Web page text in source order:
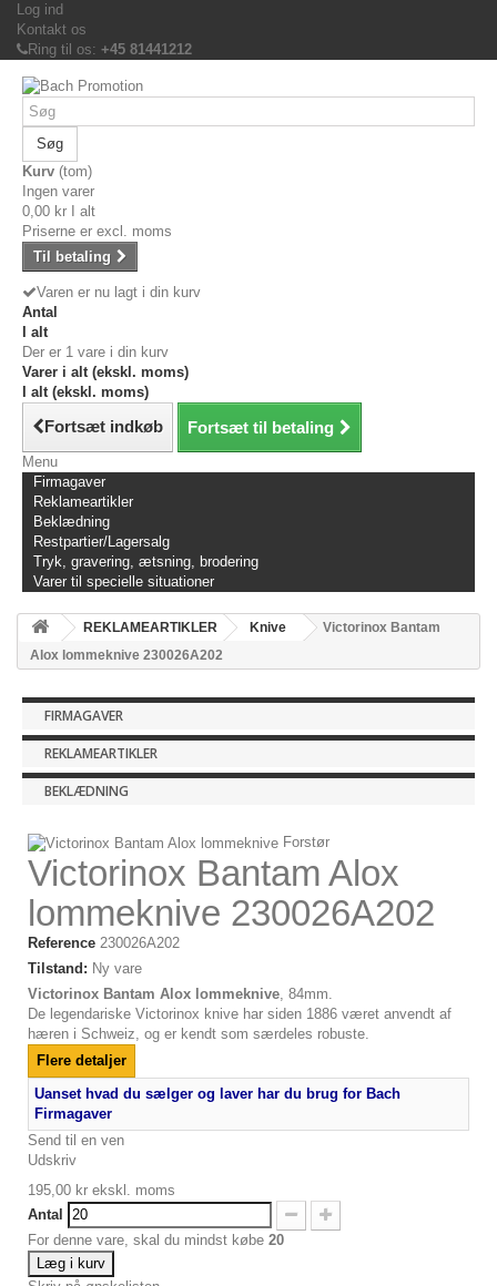
Log ind
Kontakt os
Ring til os: +45 81441212
Søg
Kurv (tom)
Ingen varer
0,00 kr
I alt
Priserne er excl. moms
Til betaling
Varen er nu lagt i din kurv
Antal
I alt
Der er 1 vare i din kurv
Varer i alt (ekskl. moms)
I alt (ekskl. moms)
Fortsæt indkøb Fortsæt til betaling
Menu
Firmagaver
Reklameartikler
Beklædning
Restpartier/Lagersalg
Tryk, gravering, ætsning, brodering
Varer til specielle situationer
REKLAMEARTIKLER Knive
Victorinox Bantam
Alox lommeknive 230026A202
FIRMAGAVER
REKLAMEARTIKLER
BEKLÆDNING
Forstør
Victorinox Bantam Alox
lommeknive 230026A202
Reference 230026A202
Tilstand: Ny vare
Victorinox Bantam Alox lommeknive , 84mm.
De legendariske Victorinox knive har siden 1886 været anvendt af
hæren i Schweiz, og er kendt som særdeles robuste.
Flere detaljer
Uanset hvad du sælger og laver har du brug for Bach
Firmagaver
Send til en ven
Udskriv
195,00 kr ekskl. moms
Antal
For denne vare, skal du mindst købe 20
Læg i kurv